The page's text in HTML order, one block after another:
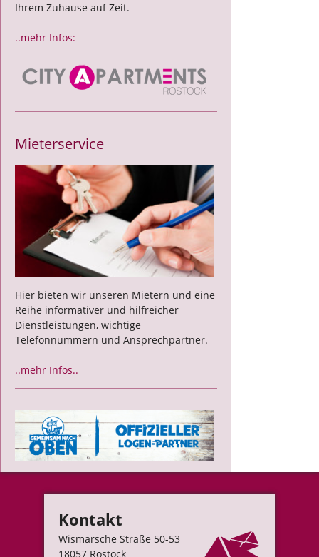
Ihrem Zuhause auf Zeit.
..mehr Infos:
Mieterservice
Hier bieten wir unseren Mietern und eine
Reihe informativer und hilfreicher
Dienstleistungen, wichtige
Telefonnummern und Ansprechpartner.
..mehr Infos..
Kontakt
Wismarsche Straße 50-53
18057 Rostock